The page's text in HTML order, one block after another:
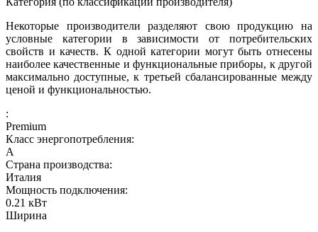
Некоторые производители разделяют свою продукцию на
условные категории в зависимости от потребительских
свойств и качеств. К одной категории могут быть отнесены
наиболее качественные и функциональные приборы, к другой
максимально доступные, к третьей сбалансированные между
ценой и функциональностью.
:
Premium
Класс энергопотребления:
A
Страна производства:
Италия
Мощность подключения:
0.21 кВт
Ширина